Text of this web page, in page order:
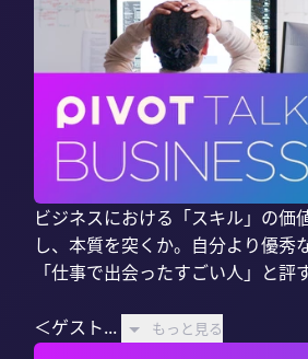
ビジネスにおける「スキル」の
し、本質を突くか。自分より優
「仕事で出会ったすごい人」と
＜ゲスト... もっと見る